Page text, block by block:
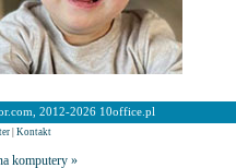
2012-2026 10office.pl
| Kontakt
komputery »